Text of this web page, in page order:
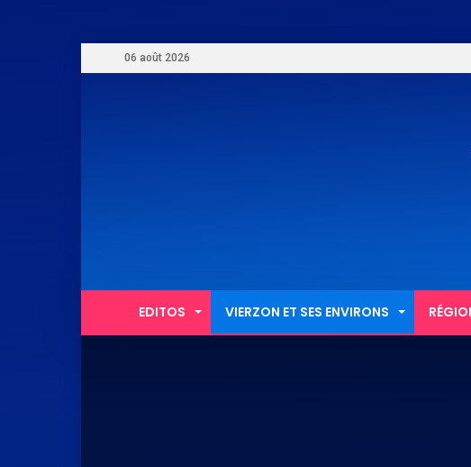
06 août 2026
EDITOS VIERZON ET SES ENVIRONS